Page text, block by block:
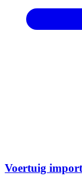
Voertuig